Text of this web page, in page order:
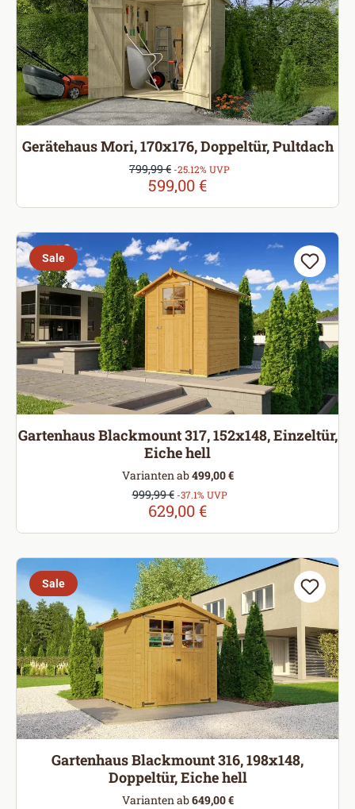
Gerätehaus Mori, 170x176, Doppeltür, Pultdach
Verkaufspreis:
599,00 €
Regulärer Preis:
799,99 € -25.12% UVP
Sale
Gartenhaus Blackmount 317, 152x148, Einzeltür,
Eiche hell
Varianten ab499,00 €
Verkaufspreis:
629,00 €
Regulärer Preis:
999,99 € -37.1% UVP
Sale
Gartenhaus Blackmount 316, 198x148,
Doppeltür, Eiche hell
Varianten ab649,00 €